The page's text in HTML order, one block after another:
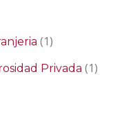
(1)
Privada (1)